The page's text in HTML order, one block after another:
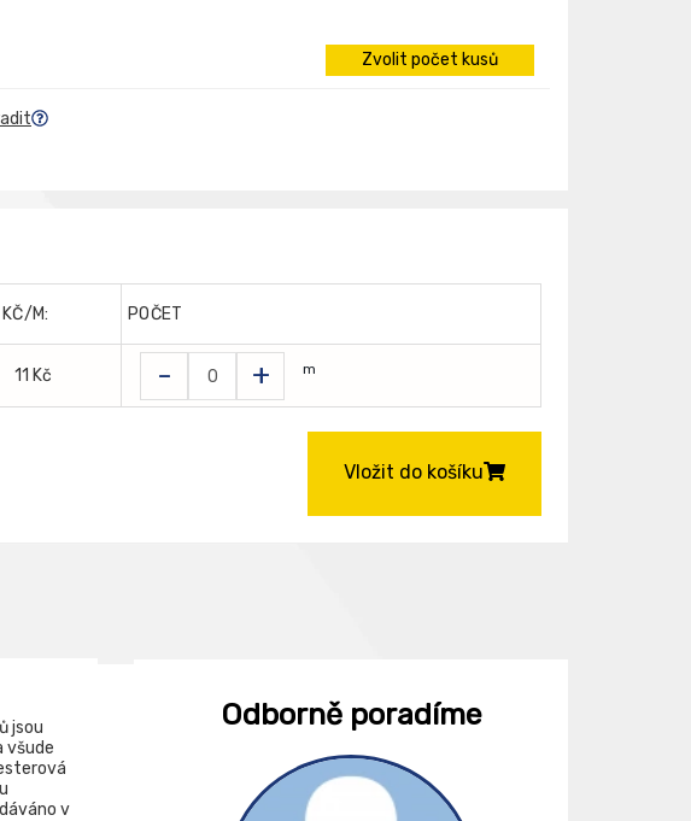
Zvolit počet kusů
KČ/M: POČET
11 Kč - + m
Vložit do košíku
jsou
všude
v
Odborně poradíme